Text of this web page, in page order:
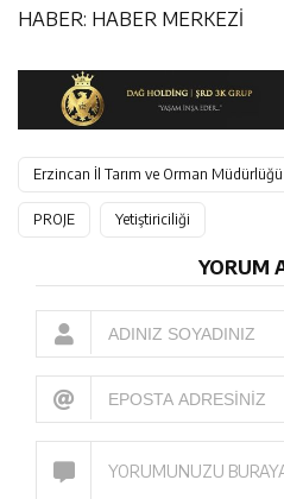
HABER: HABER MERKEZİ
Erzincan İl Tarım ve Orman Müdürlüğü
PROJE Yetiştiriciliği
YORUM